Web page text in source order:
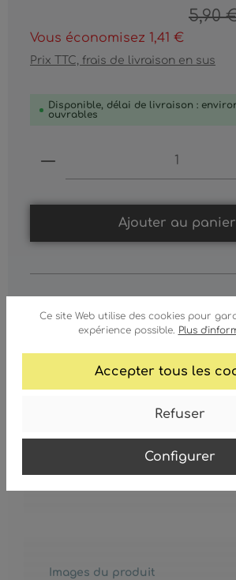
Ce site Web utilise des cookies pour
expérience possible. Plus
Accepter tous les
Refuser
Configurer
5,90
Vous économisez 1,41 €
Prix TTC, frais de livraison en sus
Disponible, délai de livraison :
ouvrables
Produkt Anzahl: Gib
Ajouter au panier
Images du produit